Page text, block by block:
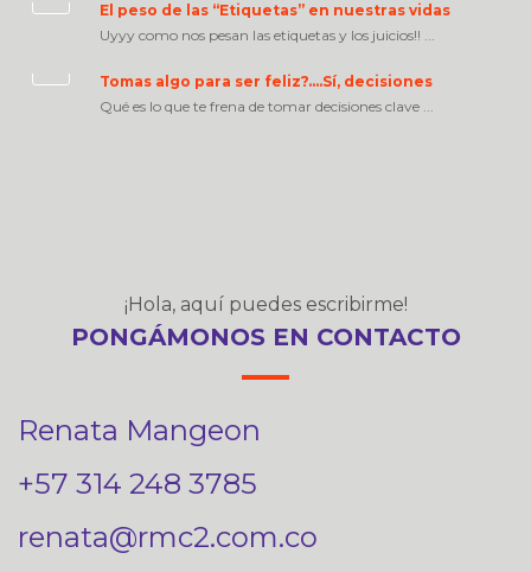
El peso de las “Etiquetas” en nuestras vidas
Uyyy como nos pesan las etiquetas y los juicios!! ...
Tomas algo para ser feliz?….Sí, decisiones
Qué es lo que te frena de tomar decisiones clave ...
¡Hola, aquí puedes escribirme!
PONGÁMONOS EN CONTACTO
Renata Mangeon
+57 314 248 3785
renata@rmc2.com.co